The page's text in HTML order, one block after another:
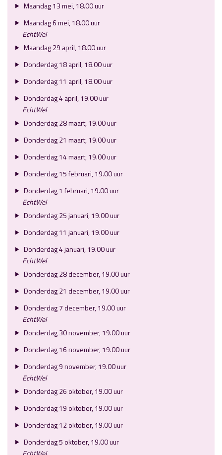
Maandag 13 mei, 18.00 uur
Maandag 6 mei, 18.00 uur
EchtWel
Maandag 29 april, 18.00 uur
Donderdag 18 april, 18.00 uur
Donderdag 11 april, 18.00 uur
Donderdag 4 april, 19.00 uur
EchtWel
Donderdag 28 maart, 19.00 uur
Donderdag 21 maart, 19.00 uur
Donderdag 14 maart, 19.00 uur
Donderdag 15 februari, 19.00 uur
Donderdag 1 februari, 19.00 uur
EchtWel
Donderdag 25 januari, 19.00 uur
Donderdag 11 januari, 19.00 uur
Donderdag 4 januari, 19.00 uur
EchtWel
Donderdag 28 december, 19.00 uur
Donderdag 21 december, 19.00 uur
Donderdag 7 december, 19.00 uur
EchtWel
Donderdag 30 november, 19.00 uur
Donderdag 16 november, 19.00 uur
Donderdag 9 november, 19.00 uur
EchtWel
Donderdag 26 oktober, 19.00 uur
Donderdag 19 oktober, 19.00 uur
Donderdag 12 oktober, 19.00 uur
Donderdag 5 oktober, 19.00 uur